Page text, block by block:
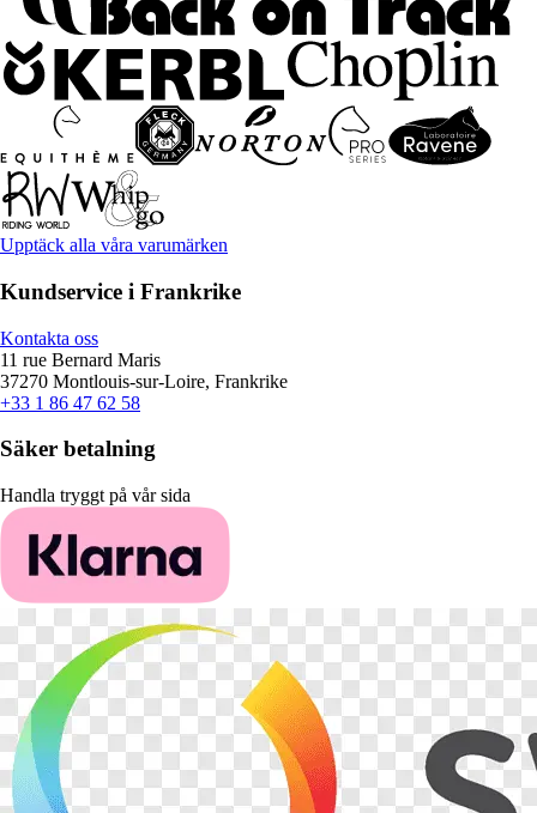
Upptäck alla våra varumärken
Kundservice i Frankrike
Kontakta oss
11 rue Bernard Maris
37270 Montlouis-sur-Loire, Frankrike
+33 1 86 47 62 58
Säker betalning
Handla tryggt på vår sida